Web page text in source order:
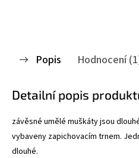
Popis Hodnocení
Detailní popis
závěsné umělé muškáty jsou
vybaveny zapichovacím trnem.
dlouhé.